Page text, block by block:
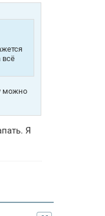
всё
можно
Я